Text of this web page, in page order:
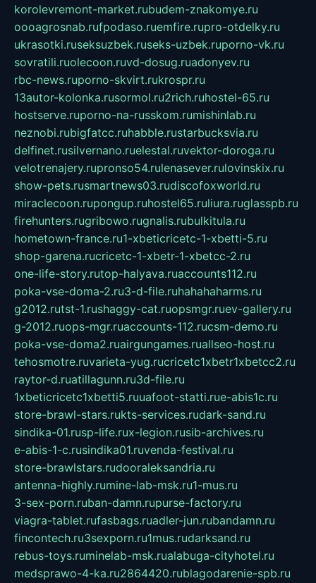
korolevremont-market.rubudem-znakomye.ru
oooagrosnab.rufpodaso.ruemfire.rupro-otdelky.ru
ukrasotki.ruseksuzbek.ruseks-uzbek.ruporno-vk.ru
sovratili.ruolecoon.ruvd-dosug.ruadonyev.ru
rbc-news.ruporno-skvirt.rukrospr.ru
13autor-kolonka.rusormol.ru2rich.ruhostel-65.ru
hostserve.ruporno-na-russkom.rumishinlab.ru
neznobi.rubigfatcc.ruhabble.rustarbucksvia.ru
delfinet.rusilvernano.ruelestal.ruvektor-doroga.ru
velotrenajery.rupronso54.rulenasever.rulovinskix.ru
show-pets.rusmartnews03.rudiscofoxworld.ru
miraclecoon.rupongup.ruhostel65.ruliura.ruglasspb.ru
firehunters.rugribowo.rugnalis.rubulkitula.ru
hometown-france.ru1-xbeticricetc-1-xbetti-5.ru
shop-garena.rucricetc-1-xbetr-1-xbetcc-2.ru
one-life-story.rutop-halyava.ruaccounts112.ru
poka-vse-doma-2.ru3-d-file.ruhahahaharms.ru
g2012.rutst-1.rushaggy-cat.ruopsmgr.ruev-gallery.ru
g-2012.ruops-mgr.ruaccounts-112.rucsm-demo.ru
poka-vse-doma2.ruairgungames.ruallseo-host.ru
tehosmotre.ruvarieta-yug.rucricetc1xbetr1xbetcc2.ru
raytor-d.ruatillagunn.ru3d-file.ru
1xbeticricetc1xbetti5.ruuafoot-statti.rue-abis1c.ru
store-brawl-stars.rukts-services.rudark-sand.ru
sindika-01.rusp-life.rux-legion.rusib-archives.ru
e-abis-1-c.rusindika01.ruvenda-festival.ru
store-brawlstars.rudooraleksandria.ru
antenna-highly.rumine-lab-msk.ru1-mus.ru
3-sex-porn.ruban-damn.rupurse-factory.ru
viagra-tablet.rufasbags.ruadler-jun.rubandamn.ru
fincontech.ru3sexporn.ru1mus.rudarksand.ru
rebus-toys.ruminelab-msk.rualabuga-cityhotel.ru
medsprawo-4-ka.ru2864420.rublagodarenie-spb.ru